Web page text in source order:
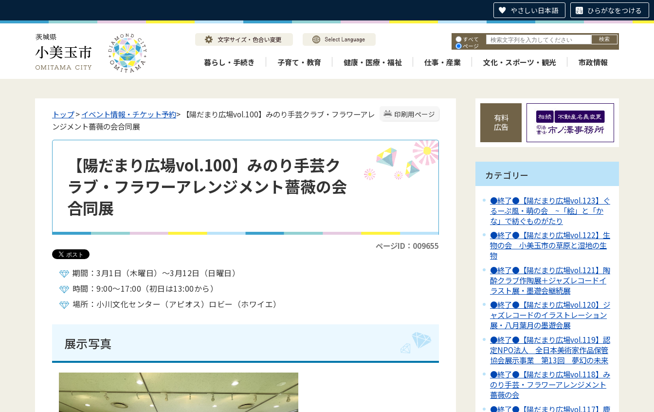
やさしい日本語 ひらがなをつける
すべて
ページ
暮らし・手続き 子育て・教育 健康・医療・福祉 仕事・産業 文化・スポーツ・観光 市政情報
印刷用ページ
トップ>イベント情報・チケット予約> 【陽だまり広場vol.100】みのり手芸クラブ・フラワーアレ
ンジメント薔薇の会合同展
【陽だまり広場vol.100】みのり手芸ク
ラブ・フラワーアレンジメント薔薇の会
合同展
ページID：009655
期間：3月1日（木曜日）～3月12日（日曜日）
時間：9:00～17:00（初日は13:00から）
場所：小川文化センター（アピオス）ロビー（ホワイエ）
展示写真
有料
広告
カテゴリー
●終了●【陽だまり広場vol.123】ぐ
るーぷ風・萌の会 ~「絵」と「か
な」で紡ぐものがたり
●終了●【陽だまり広場vol.122】生
物の会 小美玉市の草原と湿地の生
物
●終了●【陽だまり広場vol.121】陶
酔クラブ作陶展＋ジャズレコードイ
ラスト展・墨遊会継続展
●終了●【陽だまり広場vol.120】ジ
ャズレコードのイラストレーション
展・八月葉月の墨遊会展
●終了●【陽だまり広場vol.119】認
定NPO法人 全日本美術家作品保管
協会展示事業 第13回 夢幻の未来
●終了●【陽だまり広場vol.118】み
のり手芸・フラワーアレンジメント
薔薇の会
●終了●【陽だまり広場vol.117】鹿